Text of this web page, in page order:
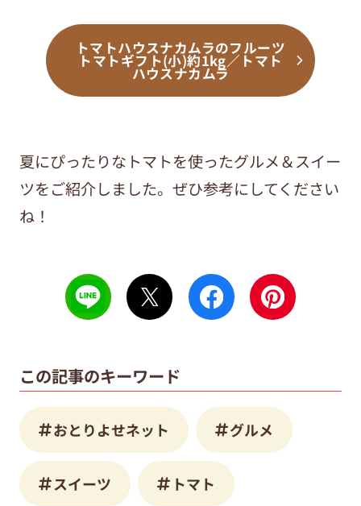
トマトハウスナカムラのフルーツ
トマトギフト(小)約1kg／トマト
ハウスナカムラ
夏にぴったりなトマトを使ったグルメ＆スイー
ツをご紹介しました。ぜひ参考にしてください
ね！
この記事のキーワード
おとりよせネット グルメ
スイーツ トマト